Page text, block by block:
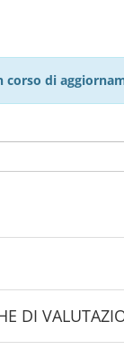
corso di
DI